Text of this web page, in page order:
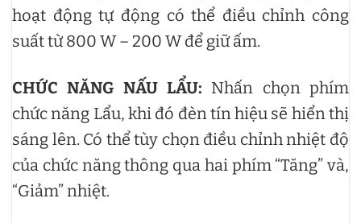
hoạt động tự động có thể điều chỉnh công
suất từ ​​800 W – 200 W để giữ ấm.
CHỨC NĂNG NẤU LẨU: Nhấn chọn phím
chức năng Lẩu, khi đó đèn tín hiệu sẽ hiển thị
sáng lên. Có thể tùy chọn điều chỉnh nhiệt độ
của chức năng thông qua hai phím “Tăng” và,
“Giảm” nhiệt.